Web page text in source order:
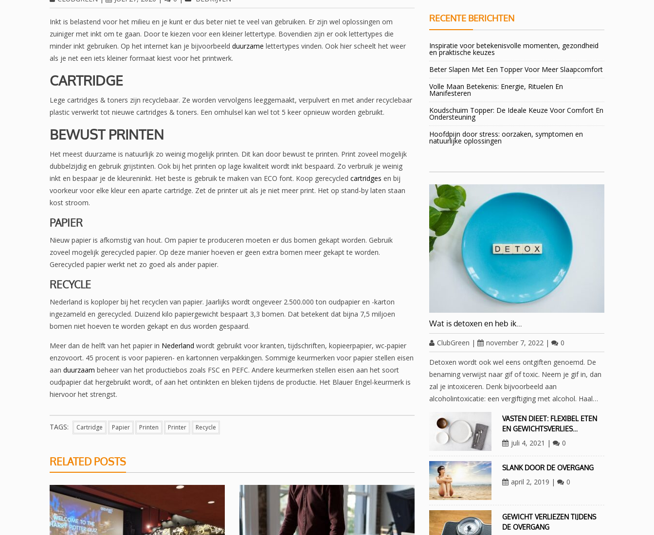
Inkt is belastend voor het milieu en je kunt er dus beter niet te veel van gebruiken. Er zijn wel oplossingen om
zuiniger met inkt om te gaan. Door te kiezen voor een kleiner lettertype. Bovendien zijn er ook lettertypes die
minder inkt gebruiken. Op het internet kan je bijvoorbeeld duurzame lettertypes vinden. Ook hier scheelt het weer
als je net een iets kleiner formaat kiest voor het printwerk.
CARTRIDGE
Lege cartridges & toners zijn recyclebaar. Ze worden vervolgens leeggemaakt, verpulvert en met ander recyclebaar
plastic verwerkt tot nieuwe cartridges & toners. Een omhulsel kan wel tot 5 keer opnieuw worden gebruikt.
BEWUST PRINTEN
Het meest duurzame is natuurlijk zo weinig mogelijk printen. Dit kan door bewust te printen. Print zoveel mogelijk
dubbelzijdig en gebruik grijstinten. Ook bij het printen op lage kwaliteit wordt inkt bespaard. Zo verbruik je weinig
inkt en bespaar je de kleureninkt. Het beste is gebruik te maken van ECO font. Koop gerecycled cartridges en bij
voorkeur voor elke kleur een aparte cartridge. Zet de printer uit als je niet meer print. Het op stand-by laten staan
kost stroom.
PAPIER
Nieuw papier is afkomstig van hout. Om papier te produceren moeten er dus bomen gekapt worden. Gebruik
zoveel mogelijk gerecycled papier. Op deze manier hoeven er geen extra bomen meer gekapt te worden.
Gerecycled papier werkt net zo goed als ander papier.
RECYCLE
Nederland is koploper bij het recyclen van papier. Jaarlijks wordt ongeveer 2.500.000 ton oudpapier en -karton
ingezameld en gerecycled. Duizend kilo papiergewicht bespaart 3,3 bomen. Dat betekent dat bijna 7,5 miljoen
bomen niet hoeven te worden gekapt en dus worden gespaard.
Meer dan de helft van het papier in Nederland wordt gebruikt voor kranten, tijdschriften, kopieerpapier, wc-papier
enzovoort. 45 procent is voor papieren- en kartonnen verpakkingen. Sommige keurmerken voor papier stellen eisen
aan duurzaam beheer van het productiebos zoals FSC en PEFC. Andere keurmerken stellen eisen aan het soort
oudpapier dat hergebruikt wordt, of aan het ontinkten en bleken tijdens de productie. Het Blauer Engel-keurmerk is
hiervoor het strengst.
TAGS: Cartridge Papier Printen Printer Recycle
RELATED POSTS
RECENTE BERICHTEN
Inspiratie voor betekenisvolle momenten, gezondheid
en praktische keuzes
Beter Slapen Met Een Topper Voor Meer Slaapcomfort
Volle Maan Betekenis: Energie, Rituelen En
Manifesteren
Koudschuim Topper: De Ideale Keuze Voor Comfort En
Ondersteuning
Hoofdpijn door stress: oorzaken, symptomen en
natuurlijke oplossingen
Wat is detoxen en heb ik…
ClubGreen | november 7, 2022 | 0
Detoxen wordt ook wel eens ontgiften genoemd. De
benaming verwijst naar gif of toxic. Neem je gif in, dan
zal je intoxiceren. Denk bijvoorbeeld aan
alcoholintoxicatie: een vergiftiging met alcohol. Haal…
VASTEN DIEET: FLEXIBEL ETEN
EN GEWICHTSVERLIES…
juli 4, 2021 | 0
SLANK DOOR DE OVERGANG
april 2, 2019 | 0
GEWICHT VERLIEZEN TIJDENS
DE OVERGANG